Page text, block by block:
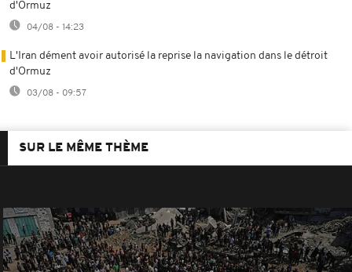
d'Ormuz
04/08 - 14:23
L'Iran dément avoir autorisé la reprise la navigation dans le détroit
d'Ormuz
03/08 - 09:57
SUR LE MÊME THÈME